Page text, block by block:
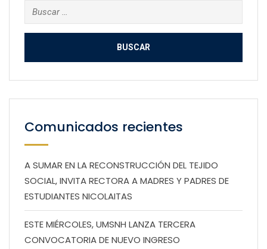
Buscar:
Comunicados recientes
A SUMAR EN LA RECONSTRUCCIÓN DEL TEJIDO
SOCIAL, INVITA RECTORA A MADRES Y PADRES DE
ESTUDIANTES NICOLAITAS
ESTE MIÉRCOLES, UMSNH LANZA TERCERA
CONVOCATORIA DE NUEVO INGRESO